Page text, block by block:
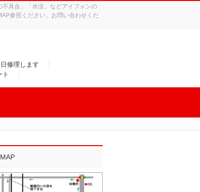
具合」「水没」などアイフォンの
参照ください。お問い合わせくだ
修理します
ト
MAP